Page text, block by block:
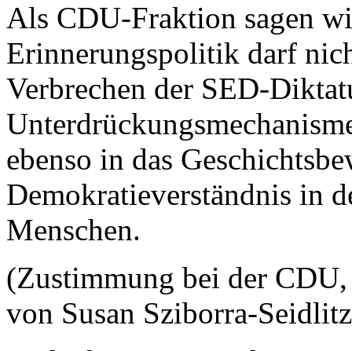
Als CDU-Fraktion sagen
Erinnerungspolitik darf
Verbrechen der SED-
ebenso in das
Demokratieverständnis in
Menschen.
(Zustimmung bei der
von Susan Sziborra-